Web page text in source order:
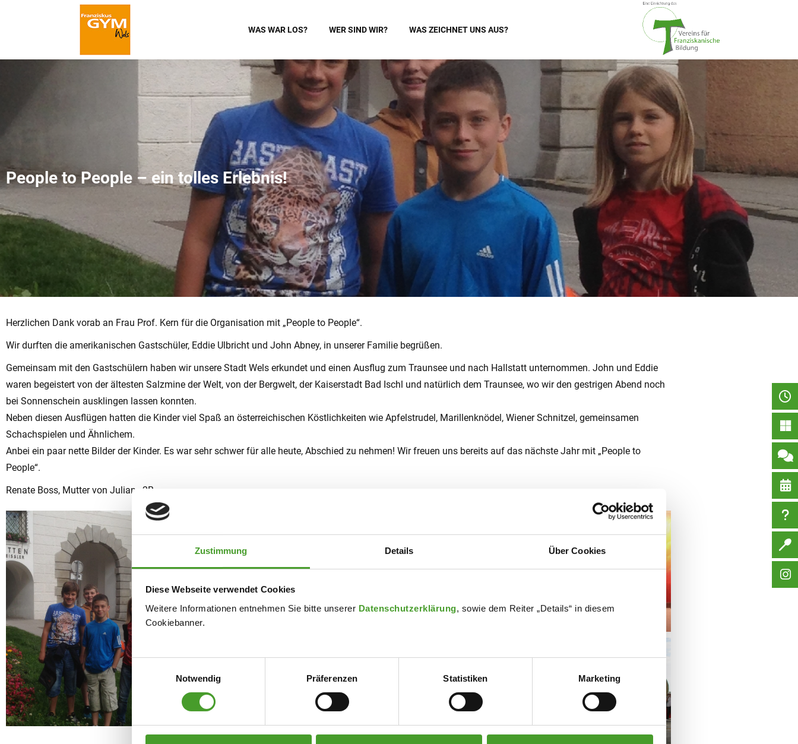
Zustimmung Details Über Cookies
Diese Webseite verwendet Cookies
Weitere Informationen entnehmen Sie bitte unserer Datenschutzerklärung, sowie dem Reiter „Details“ in diesem
Cookiebanner.
Einwilligungsauswahl
Notwendig
Präferenzen Statistiken Marketing
WAS WAR LOS? WER SIND WIR? WAS ZEICHNET UNS AUS?
People to People – ein tolles Erlebnis!
Herzlichen Dank vorab an Frau Prof. Kern für die Organisation mit „People to People“.
Wir durften die amerikanischen Gastschüler, Eddie Ulbricht und John Abney, in unserer Familie begrüßen.
Gemeinsam mit den Gastschülern haben wir unsere Stadt Wels erkundet und einen Ausflug zum Traunsee und nach Hallstatt unternommen. John und Eddie
waren begeistert von der ältesten Salzmine der Welt, von der Bergwelt, der Kaiserstadt Bad Ischl und natürlich dem Traunsee, wo wir den gestrigen Abend noch
bei Sonnenschein ausklingen lassen konnten.
Neben diesen Ausflügen hatten die Kinder viel Spaß an österreichischen Köstlichkeiten wie Apfelstrudel, Marillenknödel, Wiener Schnitzel, gemeinsamen
Schachspielen und Ähnlichem.
Anbei ein paar nette Bilder der Kinder. Es war sehr schwer für alle heute, Abschied zu nehmen! Wir freuen uns bereits auf das nächste Jahr mit „People to
People“.
Renate Boss, Mutter von Julian , 2B